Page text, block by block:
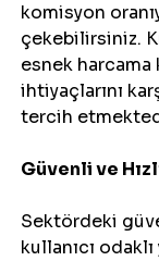
komisyon
çekebilirsiniz.
esnek
ihtiyaçlarını
tercih
Güvenli ve
Sektördeki
kullanıcı